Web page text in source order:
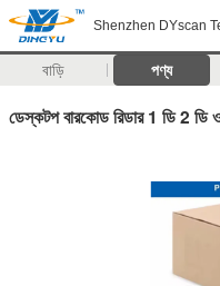
Shenzhen DYscan
বাড়ি পণ্য
ডেস্কটপ বারকোড রিডার 1 ডি 2 ডি